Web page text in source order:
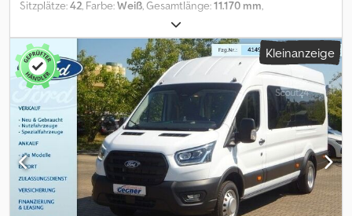
Sitzplätze:42 , Farbe:Weiß , Gesamtlänge:11.170 mm
, Gesamthöhe:
Ausstattung:ABS, Klimaanlage, = Weitere Optionen und
Zubehör = - Elektronisches Bremssystem (EBS) - Klimaanlage =
Anmerkungen = Allgemein: - - Sitzplätze Gesamt: 42 - Sitzplätze:
42 Hoch/fest - Stehplätze: 39 - - Sicherheit: - - ABS - EBS - -
Fahrgastraum: - - Klima-Anlage - Doppelverglasung -
Kinderwagen-Stellplatz - Rollstuhl-Rampe - Rollstuhl-Platz -
Haltewunsch-Taste - Innenraum-Kamera - - Exterieur: - - Matrix /
Fahrziel-Anlage - Matrix Hersteller: Lawo - doppelbreite Tür
Anzahl: 1 - Dachluken - Dachventilatoren - Dachlüfter - -
Sonstiges: - - deutscher Fahrzeugbrief Fahrzeugabmessungen:
Länge 11,17 M; Breite 2,5 M; Höhe 2,88 M Bereifung: VA Ca. 40 %; HA
Kleinanzeige